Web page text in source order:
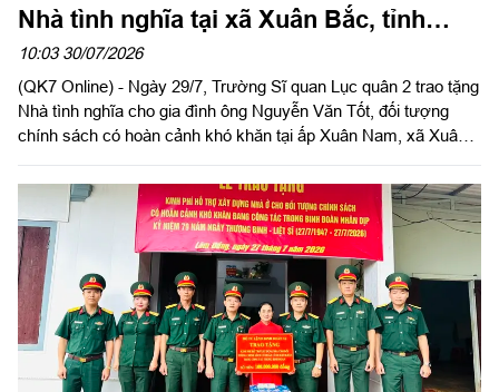
Nhà tình nghĩa tại xã Xuân Bắc, tỉnh
Đồng Nai
10:03 30/07/2026
(QK7 Online) - Ngày 29/7, Trường Sĩ quan Lục quân 2 trao tặng
Nhà tình nghĩa cho gia đình ông Nguyễn Văn Tốt, đối tượng
chính sách có hoàn cảnh khó khăn tại ấp Xuân Nam, xã Xuân
“Đền ơn đáp nghĩa”, tri ân người có công với cách mạng nhân
kỷ niệm 79 năm Ngày Thương binh - Liệt sĩ (27/7/1947 -
27/7/2026), hướng tới kỷ niệm 65 năm Ngày truyền thống
Trường Sĩ quan Lục quân 2 (27/8/1961 - 27/8/2026).